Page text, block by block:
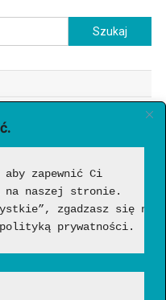
aby zapewnić Ci
na naszej stronie.
zgadzasz się
prywatności.
Szukaj:
najlepszych modeli
AI?
jak działa i czy warto?
w których człowiek